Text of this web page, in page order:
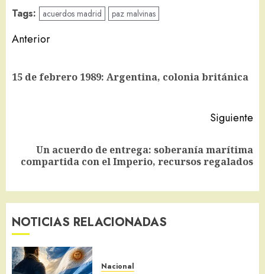
Tags: acuerdos madrid paz malvinas
Navegación
entradas
Anterior
15 de febrero 1989: Argentina, colonia británica
Siguiente
Siguiente
entrada:
Un acuerdo de entrega: soberanía marítima
compartida con el Imperio, recursos regalados
NOTICIAS RELACIONADAS
Nacional